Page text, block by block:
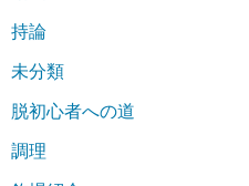
持論
未分類
脱初心者への道
調理